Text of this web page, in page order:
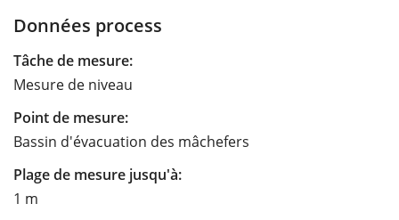
Données process
Tâche de mesure:
Mesure de niveau
Point de mesure:
Bassin d'évacuation des mâchefers
Plage de mesure jusqu'à:
1 m